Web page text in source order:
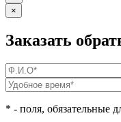
×
Заказать
* - поля, обязательные